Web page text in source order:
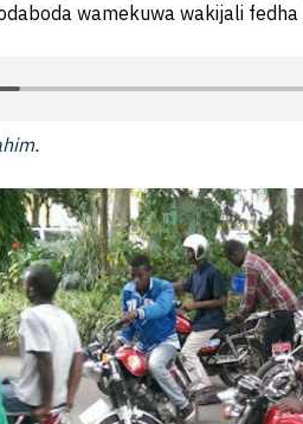
wamekuwa wakijali